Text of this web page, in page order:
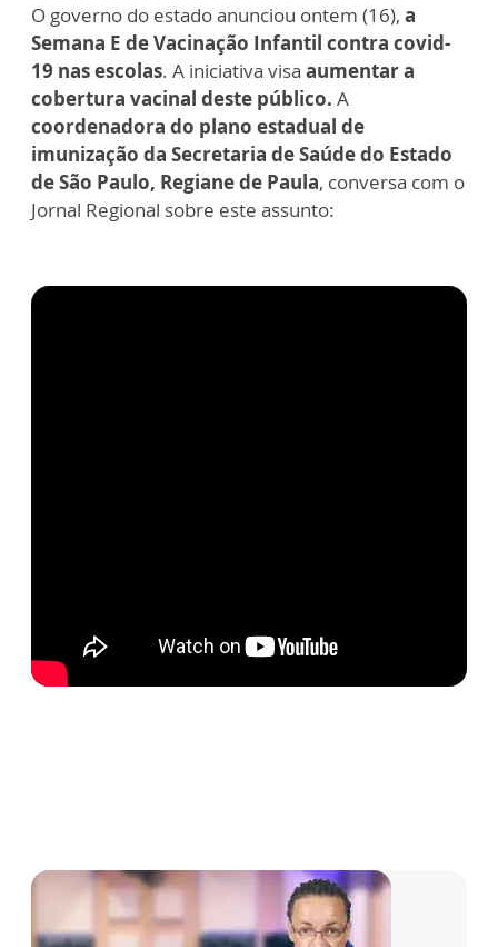
O governo do estado anunciou ontem (16), a
Semana E de Vacinação Infantil contra covid-
19 nas escolas. A iniciativa visa aumentar a
cobertura vacinal deste público. A
coordenadora do plano estadual de
imunização da Secretaria de Saúde do Estado
de São Paulo, Regiane de Paula, conversa com o
Jornal Regional sobre este assunto: